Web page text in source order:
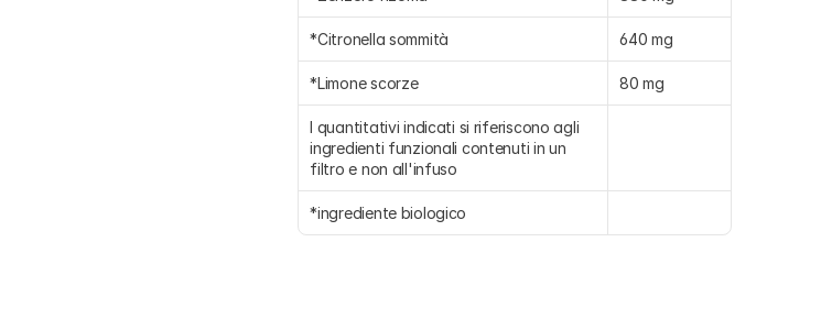
*Citronella sommità 640 mg
*Limone scorze 80 mg
I quantitativi indicati si riferiscono agli
ingredienti funzionali contenuti in un
filtro e non all'infuso
*ingrediente biologico